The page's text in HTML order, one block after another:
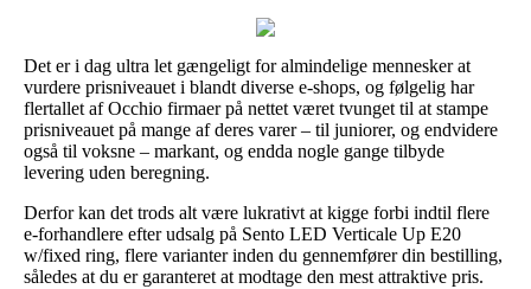
Det er i dag ultra let gængeligt for almindelige mennesker at
vurdere prisniveauet i blandt diverse e-shops, og følgelig har
flertallet af Occhio firmaer på nettet været tvunget til at stampe
prisniveauet på mange af deres varer – til juniorer, og endvidere
også til voksne – markant, og endda nogle gange tilbyde
levering uden beregning.
Derfor kan det trods alt være lukrativt at kigge forbi indtil flere
e-forhandlere efter udsalg på Sento LED Verticale Up E20
w/fixed ring, flere varianter inden du gennemfører din bestilling,
således at du er garanteret at modtage den mest attraktive pris.